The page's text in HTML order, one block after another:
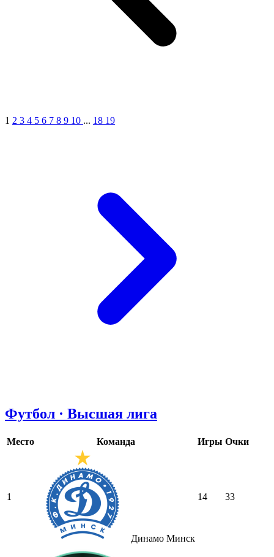
1 2 3 4 5 6 7 8 9 10 ... 18 19
Футбол · Высшая лига
Место Команда Игры Очки
1
Динамо Минск
14 33